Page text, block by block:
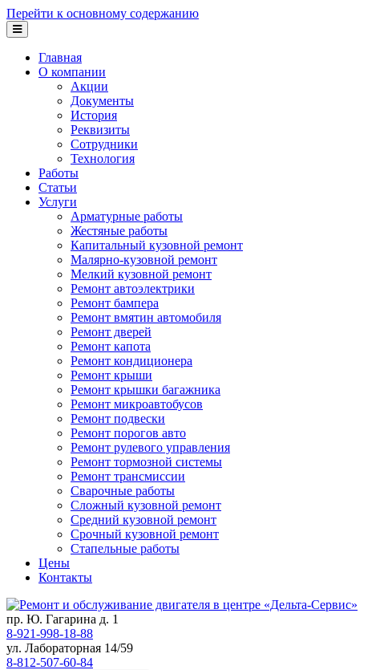
Перейти к основному содержанию
Главная
О компании
Акции
Документы
История
Реквизиты
Сотрудники
Технология
Работы
Статьи
Услуги
Арматурные работы
Жестяные работы
Капитальный кузовной ремонт
Малярно-кузовной ремонт
Мелкий кузовной ремонт
Ремонт автоэлектрики
Ремонт бампера
Ремонт вмятин автомобиля
Ремонт дверей
Ремонт капота
Ремонт кондиционера
Ремонт крыши
Ремонт крышки багажника
Ремонт микроавтобусов
Ремонт подвески
Ремонт порогов авто
Ремонт рулевого управления
Ремонт тормозной системы
Ремонт трансмиссии
Сварочные работы
Сложный кузовной ремонт
Средний кузовной ремонт
Срочный кузовной ремонт
Стапельные работы
Цены
Контакты
пр. Ю. Гагарина д. 1
8-921-998-18-88
ул. Лабораторная 14/59
8-812-507-60-84